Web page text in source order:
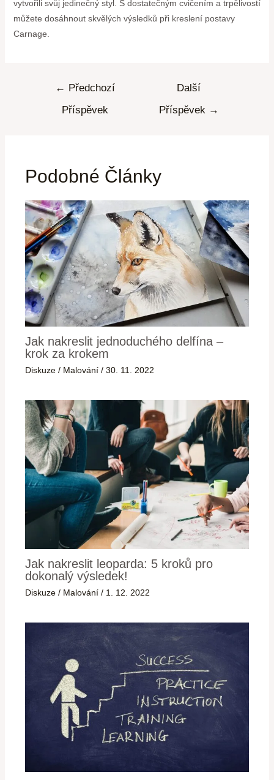
vytvořili svůj jedinečný styl. S dostatečným cvičením a trpělivostí
můžete dosáhnout skvělých výsledků při kreslení postavy
Carnage.
← Předchozí
Příspěvek
Další
Příspěvek →
Podobné Články
Jak nakreslit jednoduchého delfína –
krok za krokem
Diskuze / Malování /30. 11. 2022
Jak nakreslit leoparda: 5 kroků pro
dokonalý výsledek!
Diskuze / Malování / 1. 12. 2022